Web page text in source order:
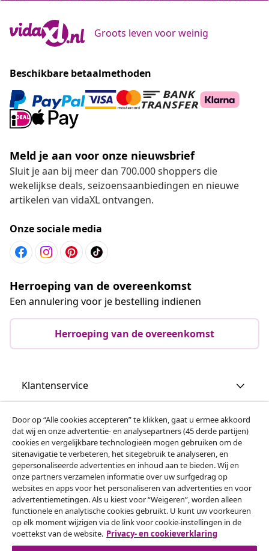
Groots leven voor weinig
Beschikbare betaalmethoden
Meld je aan voor onze nieuwsbrief
Sluit je aan bij meer dan 700.000 shoppers die
wekelijkse deals, seizoensaanbiedingen en nieuwe
artikelen van vidaXL ontvangen.
Onze sociale media
Herroeping van de overeenkomst
Een annulering voor je bestelling indienen
Herroeping van de overeenkomst
Klantenservice
Zakelijk
vidaXL
Ontdek meer
Door op “Alle cookies accepteren” te klikken, gaat u ermee akkoord
dat wij en onze advertentie- en analysepartners (45 derde partijen)
cookies en vergelijkbare technologieën mogen gebruiken om de
sitenavigatie te verbeteren, het sitegebruik te analyseren, en
gepersonaliseerde advertenties en inhoud aan te bieden. Wij en
onze partners verzamelen informatie over uw surfgedrag op
websites en apps voor het personaliseren van advertenties en voor
advertentiemetingen. Als u kiest voor “Weigeren”, worden alleen
functionele en analytische cookies gebruikt. U kunt uw voorkeuren
op elk moment wijzigen via de link voor cookie-instellingen in de
voettekst van de website. Privacy- en cookieverklaring